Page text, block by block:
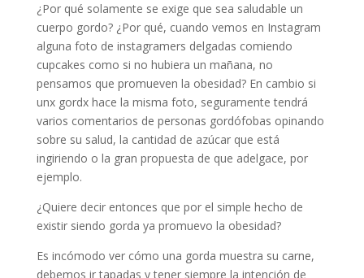
¿Por qué solamente se exige que sea saludable un
cuerpo gordo? ¿Por qué, cuando vemos en Instagram
alguna foto de instagramers delgadas comiendo
cupcakes como si no hubiera un mañana, no
pensamos que promueven la obesidad? En cambio si
unx gordx hace la misma foto, seguramente tendrá
varios comentarios de personas gordófobas opinando
sobre su salud, la cantidad de azúcar que está
ingiriendo o la gran propuesta de que adelgace, por
ejemplo.
¿Quiere decir entonces que por el simple hecho de
existir siendo gorda ya promuevo la obesidad?
Es incómodo ver cómo una gorda muestra su carne,
debemos ir tapadas y tener siempre la intención de